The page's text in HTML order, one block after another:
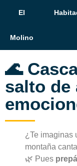
El
Molino
🌊
salto
¿Te imaginas
montaña
🌿 Pues